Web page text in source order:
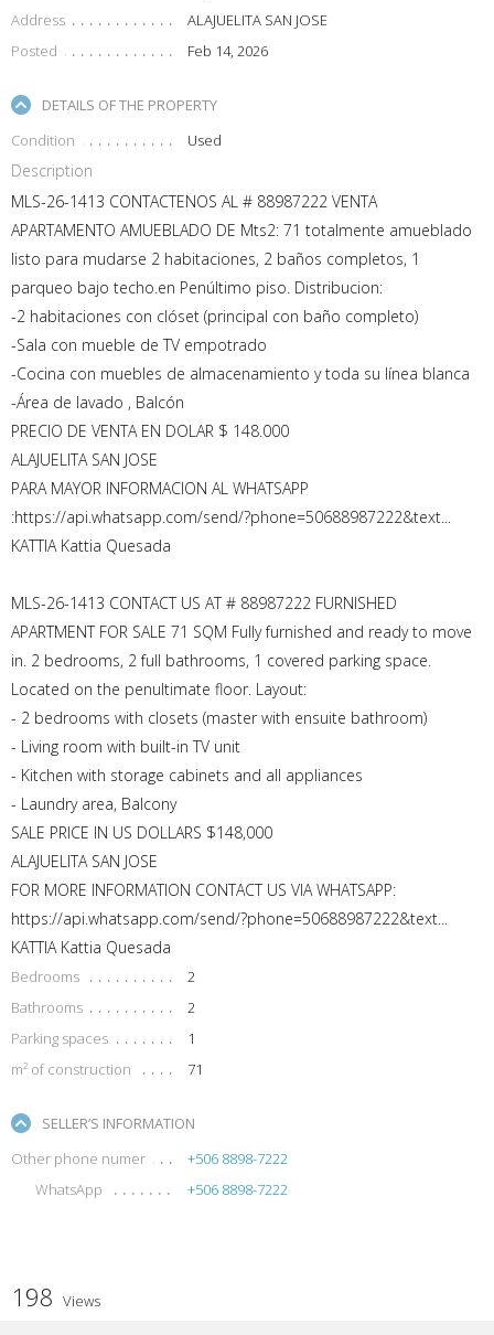
Address
ALAJUELITA SAN JOSE
Posted
Feb 14, 2026
DETAILS OF THE PROPERTY
Condition
Used
Description
MLS-26-1413 CONTACTENOS AL # 88987222 VENTA
APARTAMENTO AMUEBLADO DE Mts2: 71 totalmente amueblado
listo para mudarse 2 habitaciones, 2 baños completos, 1
parqueo bajo techo.en Penúltimo piso. Distribucion:
-2 habitaciones con clóset (principal con baño completo)
-Sala con mueble de TV empotrado
-Cocina con muebles de almacenamiento y toda su línea blanca
-Área de lavado , Balcón
PRECIO DE VENTA EN DOLAR $ 148.000
ALAJUELITA SAN JOSE
PARA MAYOR INFORMACION AL WHATSAPP
:https://api.whatsapp.com/send/?phone=50688987222&text...
KATTIA Kattia Quesada
MLS-26-1413 CONTACT US AT # 88987222 FURNISHED
APARTMENT FOR SALE 71 SQM Fully furnished and ready to move
in. 2 bedrooms, 2 full bathrooms, 1 covered parking space.
Located on the penultimate floor. Layout:
- 2 bedrooms with closets (master with ensuite bathroom)
- Living room with built-in TV unit
- Kitchen with storage cabinets and all appliances
- Laundry area, Balcony
SALE PRICE IN US DOLLARS $148,000
ALAJUELITA SAN JOSE
FOR MORE INFORMATION CONTACT US VIA WHATSAPP:
https://api.whatsapp.com/send/?phone=50688987222&text...
KATTIA Kattia Quesada
Bedrooms
2
Bathrooms
2
Parking spaces
1
m² of construction
71
SELLER’S INFORMATION
Other phone numer
+506 8898-7222
WhatsApp
+506 8898-7222
198 Views